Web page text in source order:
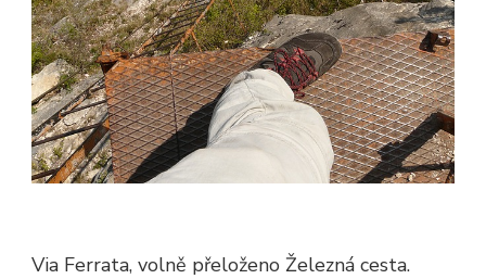
Via Ferrata, volně přeloženo Železná cesta.